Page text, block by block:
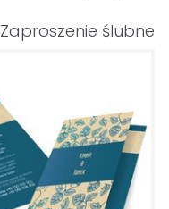
Zaproszenie ślubne